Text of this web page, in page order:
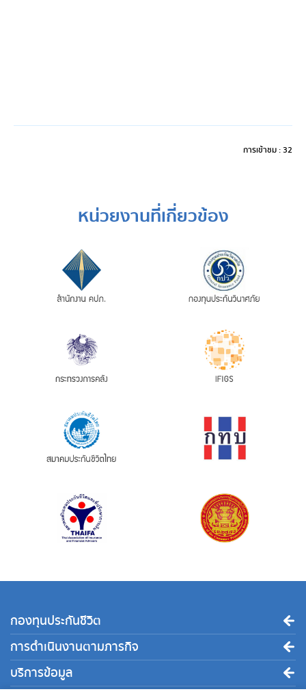
การเข้าชม : 32
หน่วยงานที่เกี่ยวข้อง
กองทุนประกันชีวิต
การดำเนินงานตามภารกิจ
บริการข้อมูล